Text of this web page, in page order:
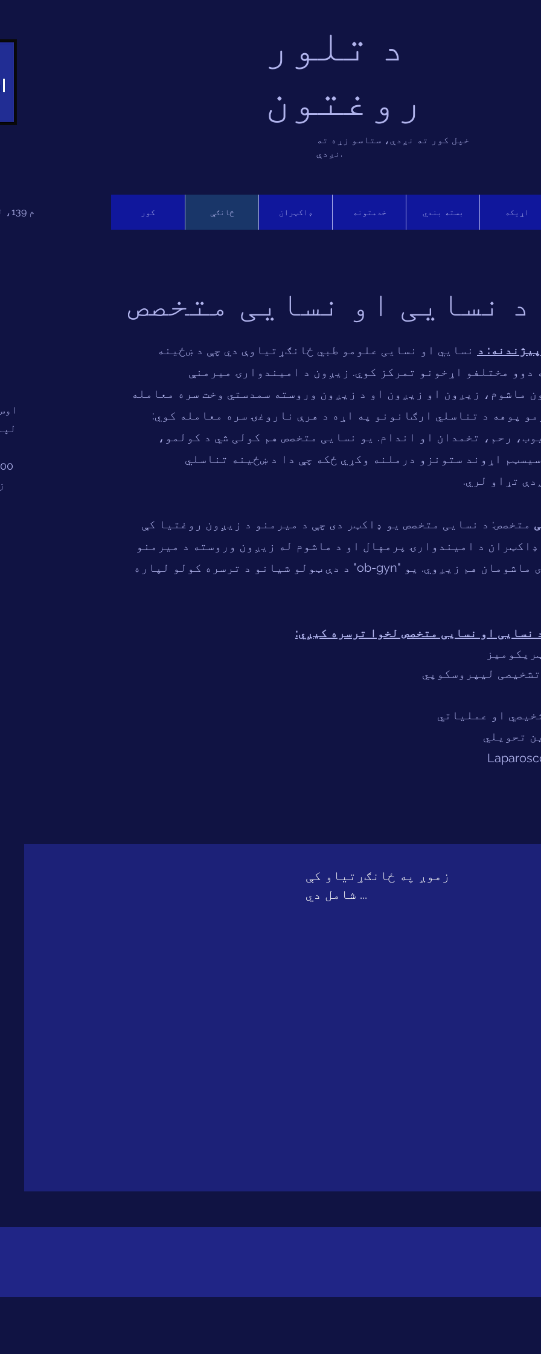
م 139، لوی کیلاش 2، ډیلي 110048
د تلور
روغتون
خپل کور ته نږدې، ستاسو زړه ته
نږدې.
کور څانګې ډاکټران خدمتونه بسته بندي اړیکه
د نسایی او نسایی متخصص
د نسایي او نسایی علومو طبي ځانګړتیاوې دي چې د ښځینه
دوو مختلفو اړخونو تمرکز کوي. زیږون د امیندوارۍ میرمنې
ماشوم، زیږون او زیږون او د زیږون وروسته سمدستي وخت سره معامله
پوهه د تناسلي ارګانونو په اړه د هرې ناروغۍ سره معامله کوي:
رحم، تخمدان او اندام. یو نسایی متخصص هم کولی شي د کولمو،
اړوند ستونزو درملنه وکړي ځکه چې دا د ښځینه تناسلي
تړاو لري.
متخصص: د نسایی متخصص یو ډاکټر دی چې د میرمنو د زیږون روغتیا کې
د امیندوارۍ پرمهال او د ماشوم له زیږون وروسته د میرمنو
پاملرنه کوي. دوی ماشومان هم زیږوي. یو "ob-gyn" د دې ټولو شیانو د ترسره کولو لپاره
نسایی او نسایی متخصص لخوا ترسره کیږي:
لیپروسکوپي
او عملیاتي
تحویلي
زموږ په ځانګړتیاو کې
شامل دي ...